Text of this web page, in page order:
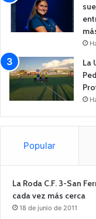
La
Popular
La Roda C.F. 3-San
cada vez más cerca
18 de junio de 2011